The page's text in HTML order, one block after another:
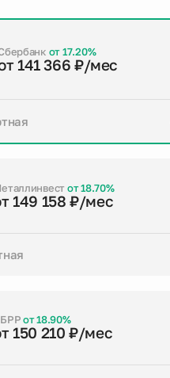
от 17.20%
141 366 ₽/мес
консультациюот 18.70%
149 158 ₽/мес
консультацию
от 18.90%
150 210 ₽/мес